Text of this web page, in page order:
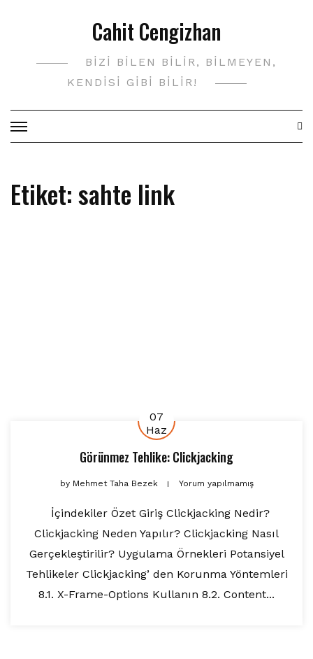
Cahit Cengizhan
BIZI BILEN BILIR, BILMEYEN,
KENDISI GIBI BILIR!
Etiket:sahte link
07
Haz
Görünmez Tehlike: Clickjacking
byMehmet Taha Bezek Yorum yapılmamış
İçindekiler Özet Giriş Clickjacking Nedir?
Clickjacking Neden Yapılır? Clickjacking Nasıl
Gerçekleştirilir? Uygulama Örnekleri Potansiyel
Tehlikeler Clickjacking’ den Korunma Yöntemleri
8.1. X-Frame-Options Kullanın 8.2. Content...